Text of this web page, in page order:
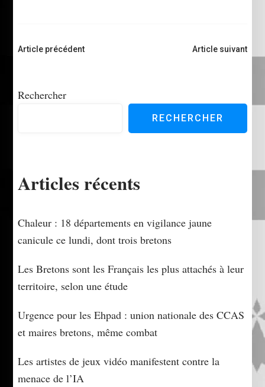
Navigation
Article précédent Article suivant
Rechercher
RECHERCHER
Articles récents
Chaleur : 18 départements en vigilance jaune
canicule ce lundi, dont trois bretons
Les Bretons sont les Français les plus attachés à leur
territoire, selon une étude
Urgence pour les Ehpad : union nationale des CCAS
et maires bretons, même combat
Les artistes de jeux vidéo manifestent contre la
menace de l’IA